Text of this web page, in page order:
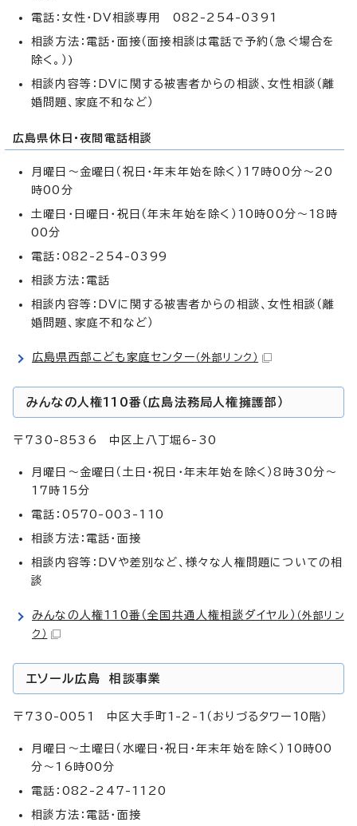
電話：女性・DV相談専用 082-254-0391
相談方法：電話・面接（面接相談は電話で予約（急ぐ場合を
除く。）)
相談内容等：DVに関する被害者からの相談、女性相談（離
婚問題、家庭不和など）
広島県休日・夜間電話相談
月曜日～金曜日（祝日・年末年始を除く）17時00分～20
時00分
土曜日・日曜日・祝日（年末年始を除く）10時00分～18時
00分
電話：082-254-0399
相談方法：電話
相談内容等：DVに関する被害者からの相談、女性相談（離
婚問題、家庭不和など）
広島県西部こども家庭センター （外部リンク）
みんなの人権110番（広島法務局人権擁護部）
〒730-8536 中区上八丁堀6-30
月曜日～金曜日（土日・祝日・年末年始を除く）8時30分～
17時15分
電話：0570-003-110
相談方法：電話・面接
相談内容等：DVや差別など、様々な人権問題についての相
談
みんなの人権110番（全国共通人権相談ダイヤル） （外部リン
ク）
エソール広島 相談事業
〒730-0051 中区大手町1-2-1（おりづるタワー10階）
月曜日～土曜日（水曜日・祝日・年末年始を除く）10時00
分～16時00分
電話：082-247-1120
相談方法：電話・面接